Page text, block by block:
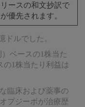
ースの和文抄訳で
優先されます。
ドルでした。
ベースの1株当た
の1株当たり利益は
臨床および薬事の
プジーボが治療歴